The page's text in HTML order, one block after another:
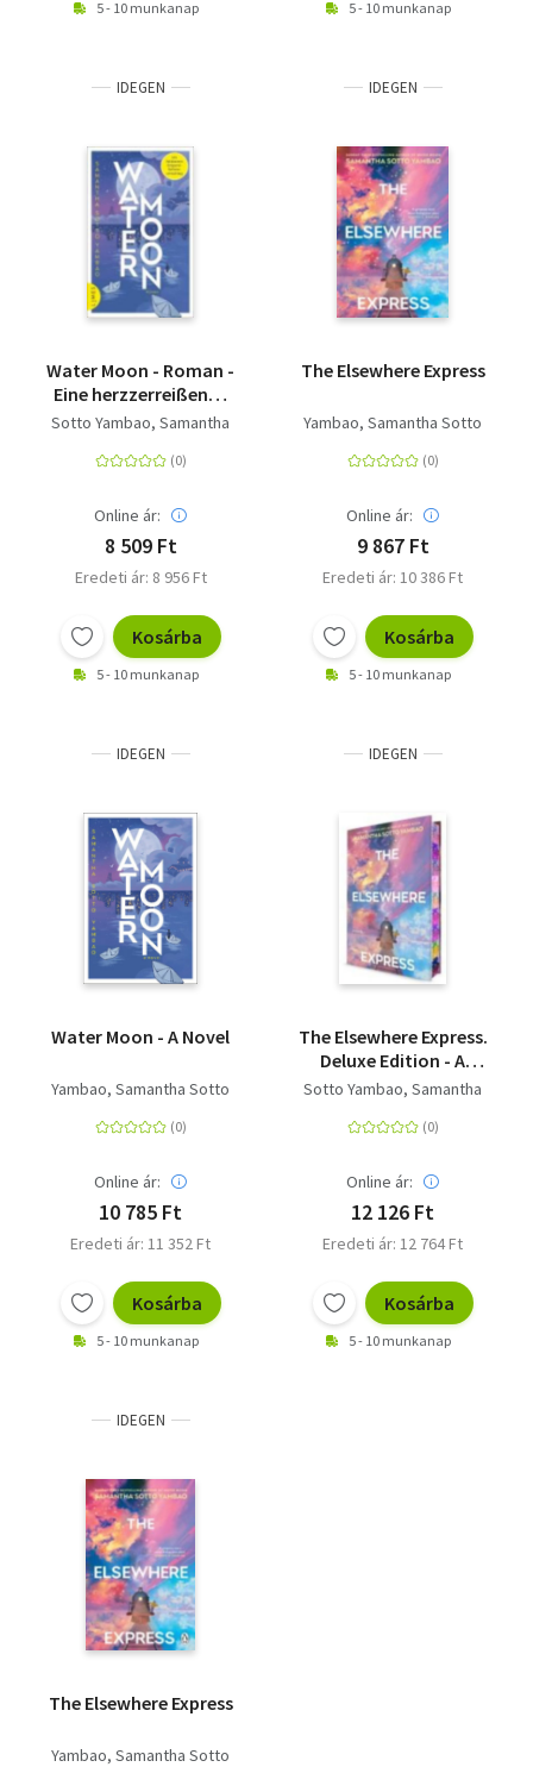
5 - 10 munkanap 5 - 10 munkanap
IDEGEN
Water Moon - Roman -
Eine herzzerreißende
Liebesgeschichte,
Tasse Jasmintee
Sotto Yambao, Samantha
Online ár:
8 509 Ft
Eredeti ár: 8 956 Ft
Kosárba
5 - 10 munkanap
IDEGEN
The Elsewhere Express
Yambao, Samantha Sotto
Online ár:
9 867 Ft
Eredeti ár: 10 386 Ft
Kosárba
5 - 10 munkanap
IDEGEN
Water Moon - A Novel
Yambao, Samantha Sotto
Online ár:
10 785 Ft
Eredeti ár: 11 352 Ft
Kosárba
5 - 10 munkanap
IDEGEN
The Elsewhere Express.
Deluxe Edition - A
Novel
Sotto Yambao, Samantha
Online ár:
12 126 Ft
Eredeti ár: 12 764 Ft
Kosárba
5 - 10 munkanap
IDEGEN
The Elsewhere Express
Yambao, Samantha Sotto